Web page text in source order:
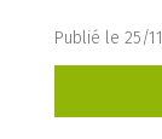
Publié le 25/